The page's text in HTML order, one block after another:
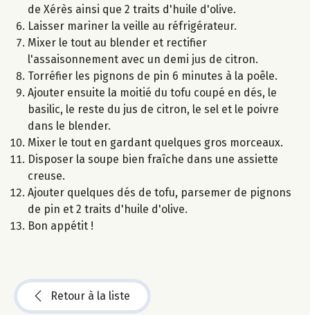
de Xérès ainsi que 2 traits d'huile d'olive.
Laisser mariner la veille au réfrigérateur.
Mixer le tout au blender et rectifier
l'assaisonnement avec un demi jus de citron.
Torréfier les pignons de pin 6 minutes à la poêle.
Ajouter ensuite la moitié du tofu coupé en dés, le
basilic, le reste du jus de citron, le sel et le poivre
dans le blender.
Mixer le tout en gardant quelques gros morceaux.
Disposer la soupe bien fraîche dans une assiette
creuse.
Ajouter quelques dés de tofu, parsemer de pignons
de pin et 2 traits d'huile d'olive.
Bon appétit !
Retour à la liste